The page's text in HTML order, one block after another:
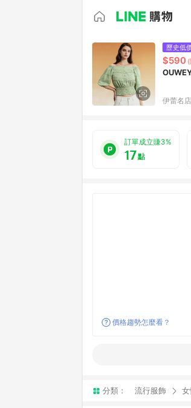
歷史低
$590
伊蕾名
訂單成立賺3%
17點
價格趨勢怎麼看？
分類： 流行服飾